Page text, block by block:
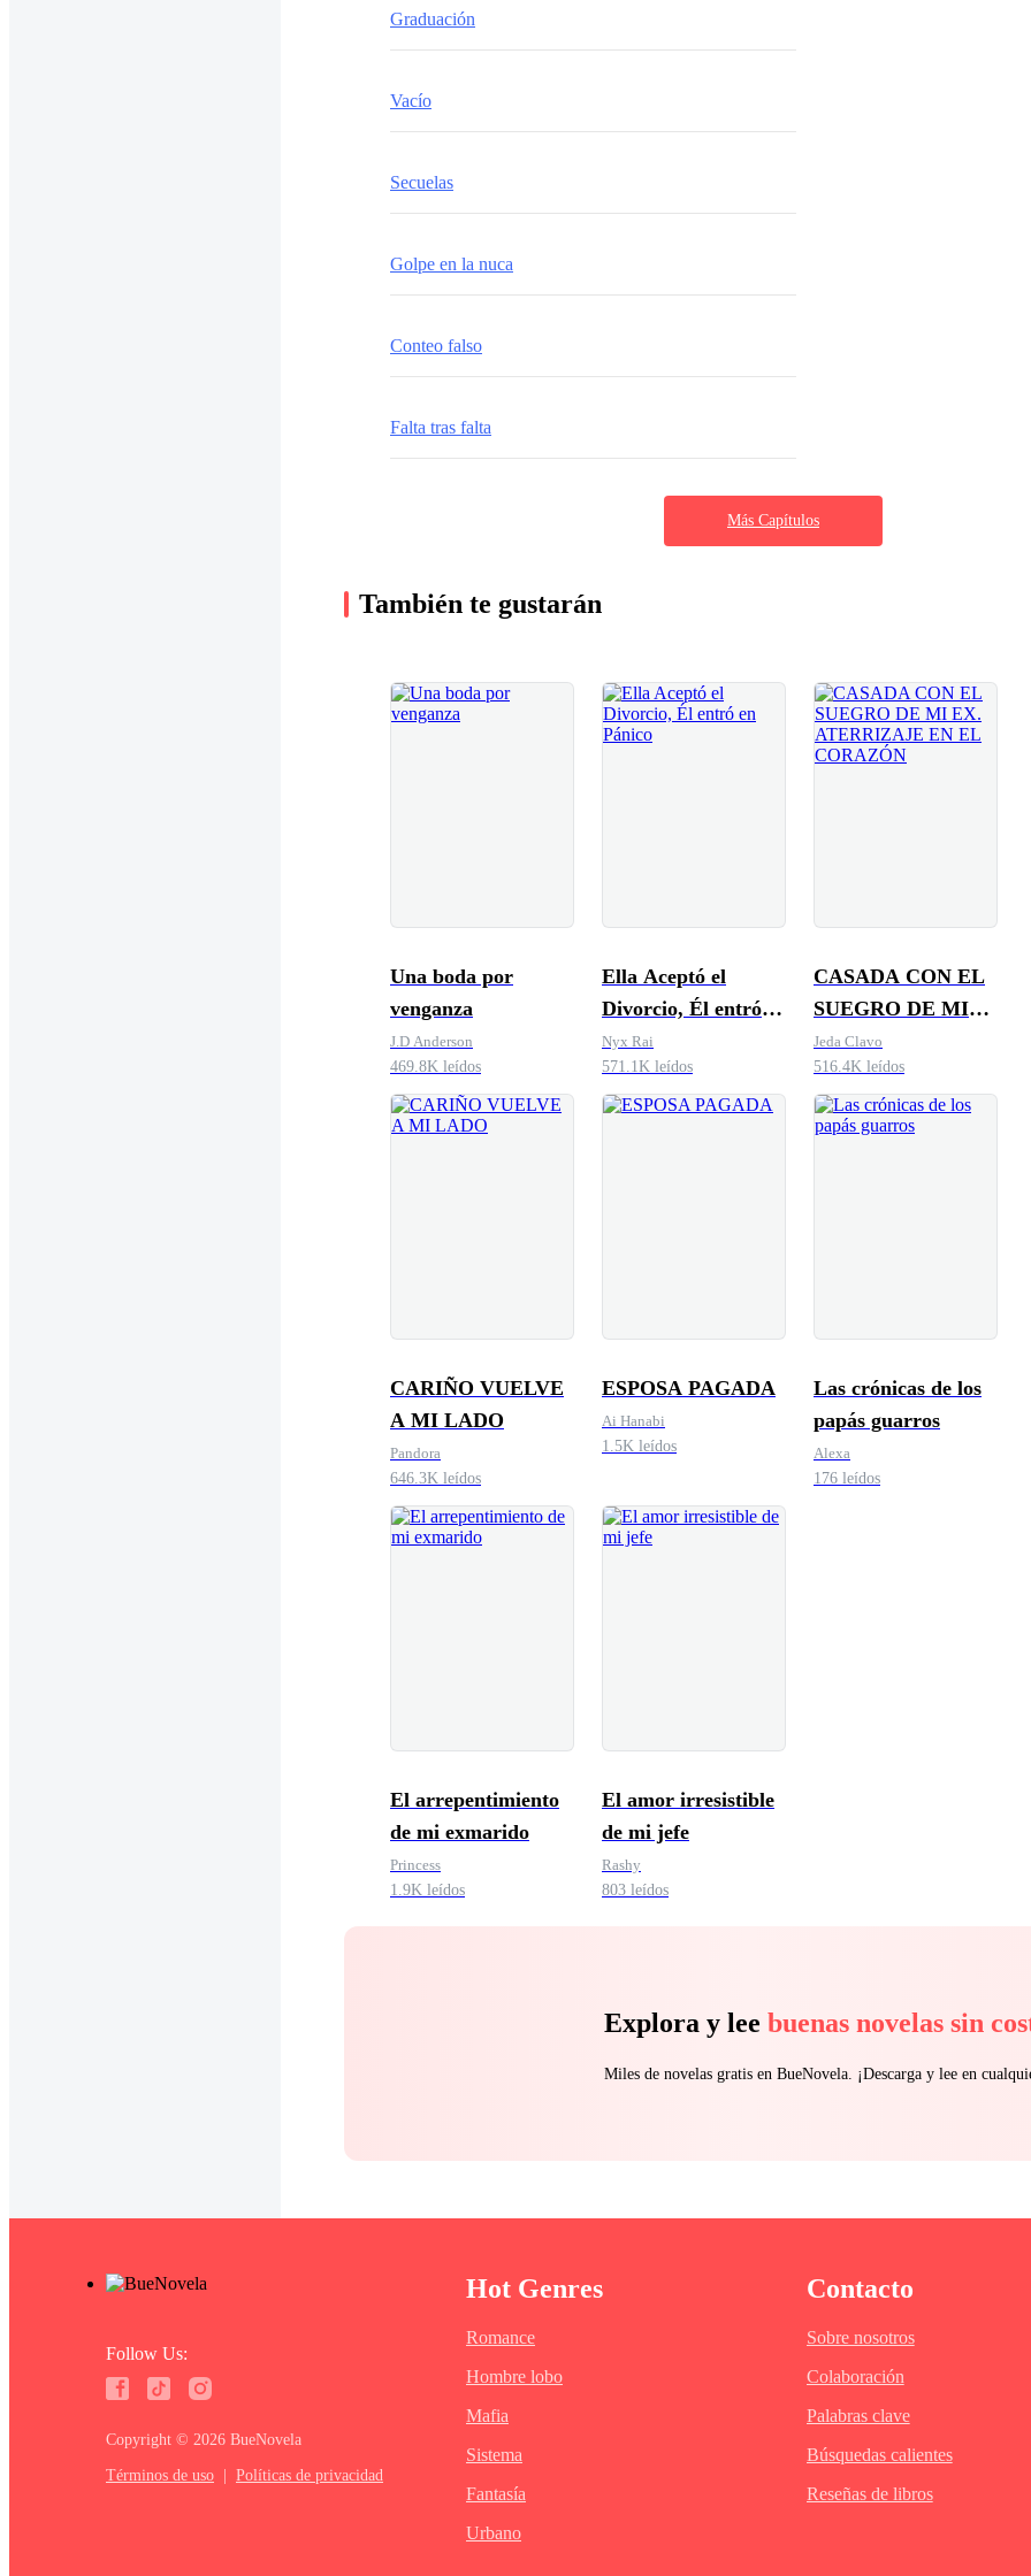
Graduación
Vacío
Secuelas
Golpe en la nuca
Conteo falso
Falta tras falta
Más Capítulos
También te gustarán
Una boda por
venganza
J.D Anderson
469.8K leídos
Ella Aceptó el
Divorcio, Él entró
en Pánico
Nyx Rai
571.1K leídos
CASADA CON EL
SUEGRO DE MI
EX. ATERRIZAJE
EN EL CORAZÓN
Jeda Clavo
516.4K leídos
CARIÑO VUELVE
A MI LADO
Pandora
646.3K leídos
ESPOSA PAGADA
Ai Hanabi
1.5K leídos
Las crónicas de los
papás guarros
Alexa
176 leídos
El arrepentimiento
de mi exmarido
Princess
1.9K leídos
El amor irresistible
de mi jefe
Rashy
803 leídos
Explora y lee buenas novelas sin
Miles de novelas gratis en BueNovela. ¡Descarga y lee en
Follow Us:
Copyright ©‌ 2026 BueNovela
Términos de uso Políticas de privacidad
Hot Genres
Romance
Hombre lobo
Mafia
Sistema
Fantasía
Urbano
Contacto
Sobre nosotros
Colaboración
Palabras clave
Búsquedas calientes
Reseñas de libros